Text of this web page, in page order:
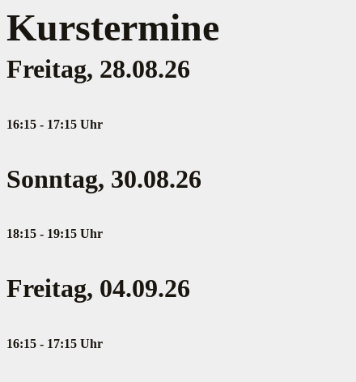
Kurstermine
Freitag, 28.08.26
16:15 - 17:15 Uhr
Sonntag, 30.08.26
18:15 - 19:15 Uhr
Freitag, 04.09.26
16:15 - 17:15 Uhr